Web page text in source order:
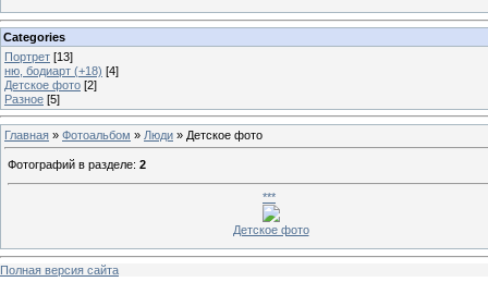
Categories
Портрет [13]
ню, бодиарт (+18) [4]
Детское фото [2]
Разное [5]
Главная » Фотоальбом » Люди » Детское фото
Фотографий в разделе: 2
***
Детское фото
Полная версия сайта